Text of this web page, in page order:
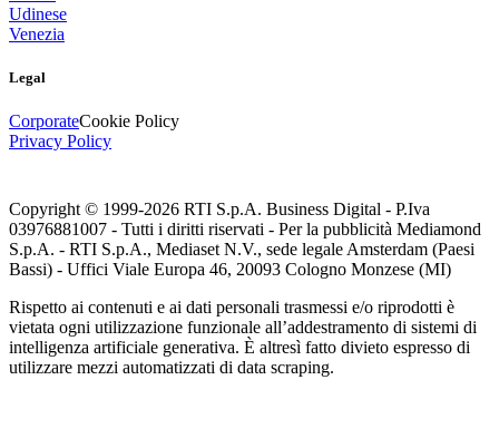
Udinese
Venezia
Legal
CorporateCookie Policy
Privacy Policy
Copyright © 1999-2026 RTI S.p.A. Business Digital - P.Iva
03976881007 - Tutti i diritti riservati - Per la pubblicità Mediamond
S.p.A. - RTI S.p.A., Mediaset N.V., sede legale Amsterdam (Paesi
Bassi) - Uffici Viale Europa 46, 20093 Cologno Monzese (MI)
Rispetto ai contenuti e ai dati personali trasmessi e/o riprodotti è
vietata ogni utilizzazione funzionale all’addestramento di sistemi di
intelligenza artificiale generativa. È altresì fatto divieto espresso di
utilizzare mezzi automatizzati di data scraping.